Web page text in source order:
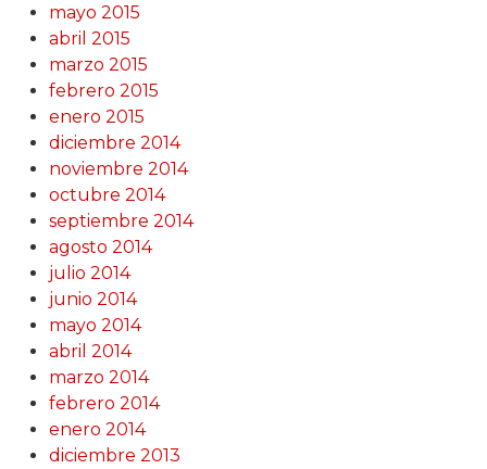
mayo 2015
abril 2015
marzo 2015
febrero 2015
enero 2015
diciembre 2014
noviembre 2014
octubre 2014
septiembre 2014
agosto 2014
julio 2014
junio 2014
mayo 2014
abril 2014
marzo 2014
febrero 2014
enero 2014
diciembre 2013